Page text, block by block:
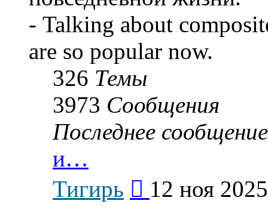
- Talking about
are so popular now.
326 Темы
3973 Сообщения
Последнее сообщение
и…
Тигирь
последнему
12 ноя